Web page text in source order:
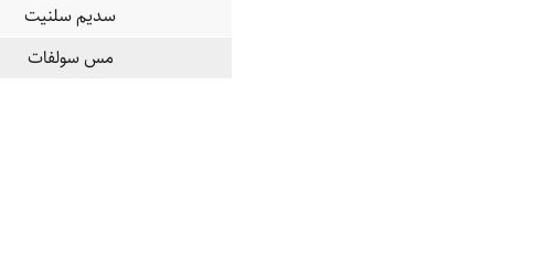
سدیم سلنیت
مس سولفات